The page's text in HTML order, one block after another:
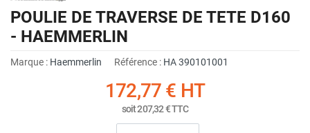
POULIE DE TRAVERSE DE TETE D160
- HAEMMERLIN
Marque : Haemmerlin Référence : HA 390101001
172,77 € HT
soit207,32 €TTC